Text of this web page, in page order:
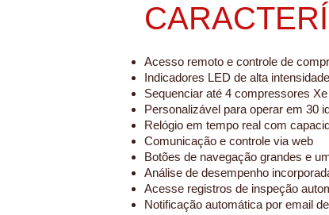
Acesso remoto e controle de
Indicadores LED de alta
Sequenciar até 4 compressores
Personalizável para operar em 30
Relógio em tempo real com
Comunicação e controle via web
Botões de navegação grandes e
Análise de desempenho
Acesse registros de inspeção
Notificação automática por email